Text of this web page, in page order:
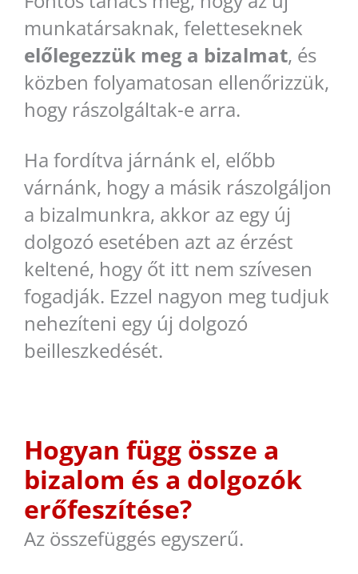
munkatársaknak, feletteseknek
előlegezzük meg a bizalmat, és
közben folyamatosan ellenőrizzük,
hogy rászolgáltak-e arra.
Ha fordítva járnánk el, előbb
várnánk, hogy a másik rászolgáljon
a bizalmunkra, akkor az egy új
dolgozó esetében azt az érzést
keltené, hogy őt itt nem szívesen
fogadják. Ezzel nagyon meg tudjuk
nehezíteni egy új dolgozó
beilleszkedését.
Hogyan függ össze a
bizalom és a dolgozók
erőfeszítése?
Az összefüggés egyszerű.